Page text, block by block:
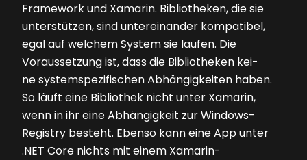
Framework und Xamarin. Bibliotheken, die sie
unterstützen, sind untereinander kompatibel,
egal auf welchem System sie laufen. Die
Voraussetzung ist, dass die Bibliotheken kei-
ne systemspezifischen Abhängigkeiten haben.
So läuft eine Bibliothek nicht unter Xamarin,
wenn in ihr eine Abhängigkeit zur Windows-
Registry besteht. Ebenso kann eine App unter
.NET Core nichts mit einem Xamarin-